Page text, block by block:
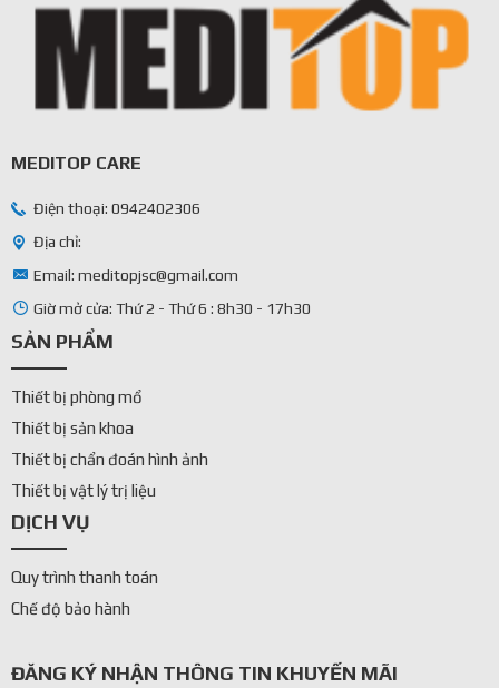
MEDITOP CARE
Điện thoại: 0942402306
Địa chỉ:
Email: meditopjsc@gmail.com
Giờ mở cửa: Thứ 2 - Thứ 6 : 8h30 - 17h30
SẢN PHẨM
Thiết bị phòng mổ
Thiết bị sản khoa
Thiết bị chẩn đoán hình ảnh
Thiết bị vật lý trị liệu
DỊCH VỤ
Quy trình thanh toán
Chế độ bảo hành
ĐĂNG KÝ NHẬN THÔNG TIN KHUYẾN MÃI